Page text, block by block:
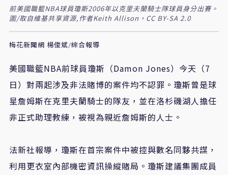
前美國職籃NBA球員瓊斯2006年以克里夫蘭騎士隊球員身分出賽。
圖/取自維基共享資源,作者Keith Allison，CC BY-SA 2.0
梅花新聞網 楊俊斌/綜合報導
美國職籃NBA前球員瓊斯（Damon Jones）今天（7
日）對兩起涉及非法賭博的案件均不認罪。瓊斯曾是球
星詹姆斯在克里夫蘭騎士的隊友，並在洛杉磯湖人擔任
非正式助理教練，被視為親近詹姆斯的人士。
法新社報導，瓊斯在首宗案件中被控與數名同夥共謀，
利用更衣室內部機密資訊操縱賭局。瓊斯建議集團成員